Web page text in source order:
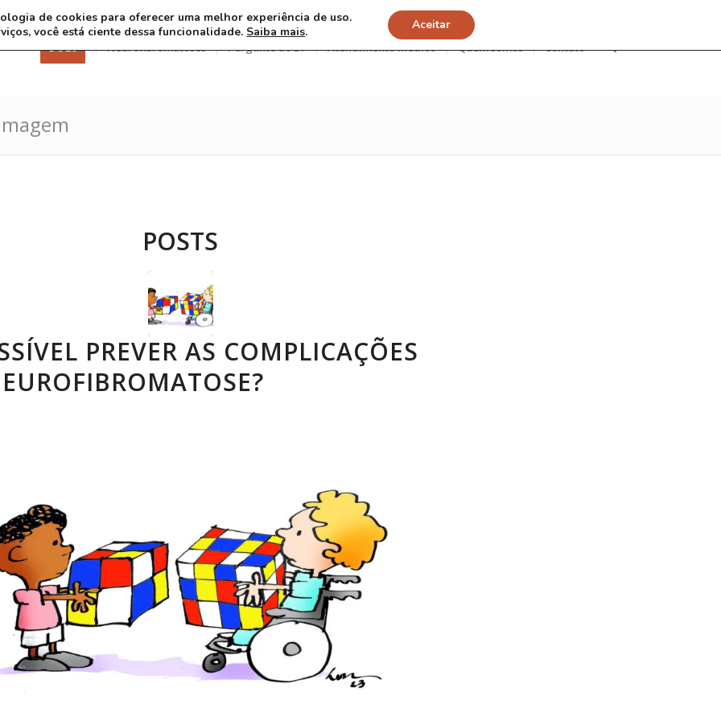
3 8 26 Neurofibromatoses Pergunte ao Dr Atendimento Médico Quem somos Contato
POSTS
PREVER AS COMPLICAÇÕES
de cookies para oferecer uma melhor experiência de uso.
você está ciente dessa funcionalidade. Saiba mais. Aceitar